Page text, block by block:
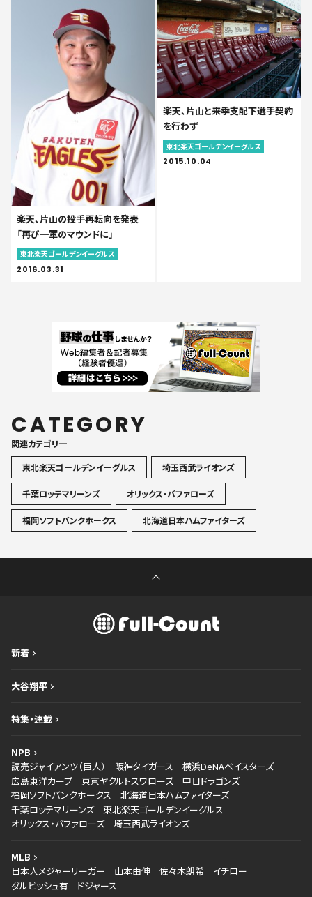
楽天、片山の投手再転向を発表
「再び一軍のマウンドに」
東北楽天ゴールデンイーグルス
2016.03.31
楽天、片山と来季支配下選手契約
を行わず
東北楽天ゴールデンイーグルス
2015.10.04
CATEGORY
関連カテゴリ一
東北楽天ゴールデンイーグルス
埼玉西武ライオンズ
千葉ロッテマリーンズ オリックス・バファローズ
福岡ソフトバンクホークス 北海道日本ハムファイターズ
新着
大谷翔平
特集・連載
NPB
読売ジャイアンツ（巨人）
阪神タイガース
横浜DeNAベイスターズ
広島東洋カープ
東京ヤクルトスワローズ
中日ドラゴンズ
福岡ソフトバンクホークス
北海道日本ハムファイターズ
千葉ロッテマリーンズ
東北楽天ゴールデンイーグルス
オリックス・バファローズ
埼玉西武ライオンズ
MLB
日本人メジャーリーガー
山本由伸 佐々木朗希
イチロー
ダルビッシュ有
ドジャース